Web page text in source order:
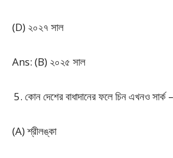
(D) ২০২৭ সাল
Ans: (B) ২০২৫ সাল
কোন দেশের বাধাদানের ফলে চিন এখনও
(A) শ্রীলঙ্কা